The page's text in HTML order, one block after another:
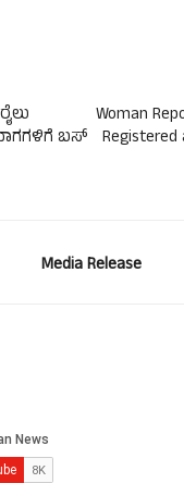
ಬಸ್
Woman
Registered
Media Release